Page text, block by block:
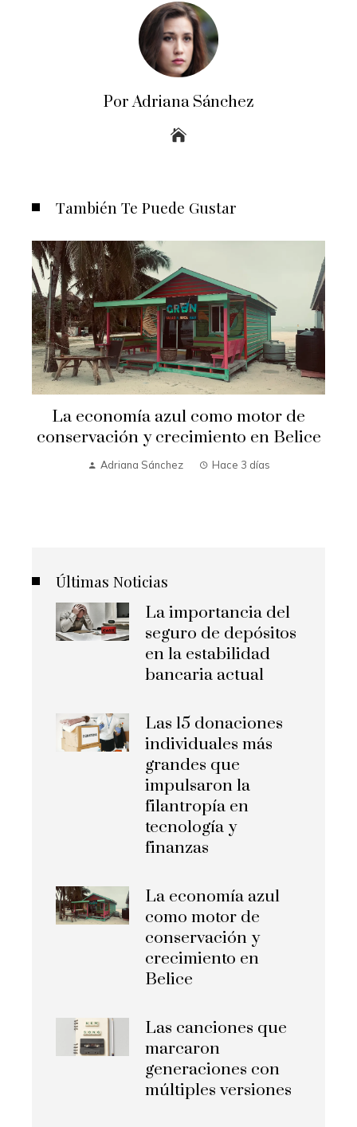
Por Adriana Sánchez
También Te Puede Gustar
La economía azul como motor de
conservación y crecimiento en Belice
Adriana Sánchez Hace 3 días
Últimas Noticias
La importancia del
seguro de depósitos
en la estabilidad
bancaria actual
Las 15 donaciones
individuales más
grandes que
impulsaron la
filantropía en
tecnología y
finanzas
La economía azul
como motor de
conservación y
crecimiento en
Belice
Las canciones que
marcaron
generaciones con
múltiples versiones